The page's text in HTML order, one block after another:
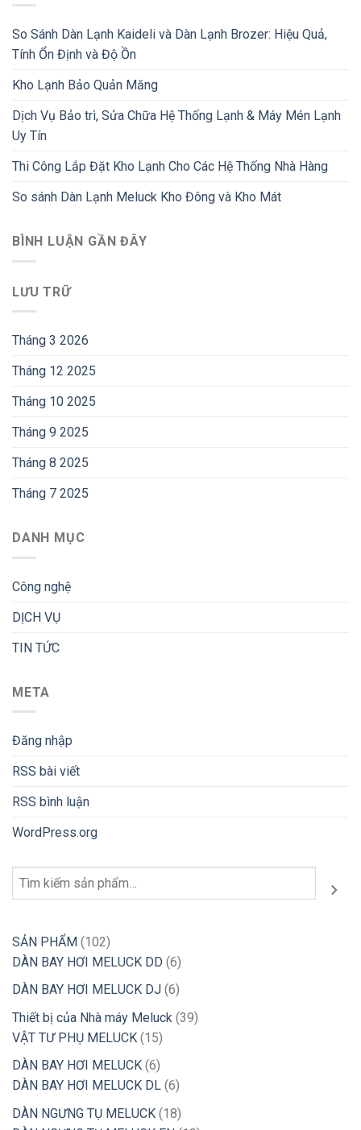
So Sánh Dàn Lạnh Kaideli và Dàn Lạnh Brozer: Hiệu Quả,
Tính Ổn Định và Độ Ồn
Kho Lạnh Bảo Quản Măng
Dịch Vụ Bảo trì, Sửa Chữa Hệ Thống Lạnh & Máy Mén Lạnh
Uy Tín
Thi Công Lắp Đặt Kho Lạnh Cho Các Hệ Thống Nhà Hàng
So sánh Dàn Lạnh Meluck Kho Đông và Kho Mát
BÌNH LUẬN GẦN ĐÂY
LƯU TRỮ
Tháng 3 2026
Tháng 12 2025
Tháng 10 2025
Tháng 9 2025
Tháng 8 2025
Tháng 7 2025
DANH MỤC
Công nghệ
DỊCH VỤ
TIN TỨC
META
Đăng nhập
RSS bài viết
RSS bình luận
WordPress.org
Tìm
SẢN PHẨM 102102
sản
phẩm
DÀN BAY HƠI MELUCK DD 66
sản
phẩm
DÀN BAY HƠI MELUCK DJ 66
sản
phẩm
Thiết bị của Nhà máy Meluck 3939
VẬT TƯ PHỤ MELUCK 1515
sản
phẩm
DÀN BAY HƠI MELUCK 66
sản
phẩm
DÀN BAY HƠI MELUCK DL 66
sản
phẩm
DÀN NGƯNG TỤ MELUCK 1818